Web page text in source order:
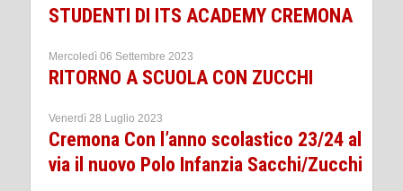
STUDENTI DI ITS ACADEMY CREMONA
Mercoledì 06 Settembre 2023
RITORNO A SCUOLA CON ZUCCHI
Venerdì 28 Luglio 2023
Cremona Con l’anno scolastico 23/24 al
via il nuovo Polo Infanzia Sacchi/Zucchi